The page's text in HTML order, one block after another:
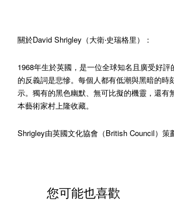
關於David Shrigley（大衛‧史瑞格里）：
1968年生於英國，是一位全球知名且廣受好
的反義詞是悲慘。每個人都有低潮與黑暗的
示。獨有的黑色幽默、無可比擬的機靈，還
本藝術家村上隆收藏。
Shrigley由英國文化協會（British Council）策
您可能也喜歡